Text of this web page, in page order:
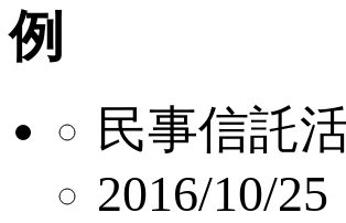
民事信託
2016/10/25